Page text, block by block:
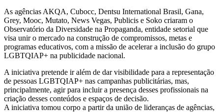
As agências AKQA, Cubocc, Dentsu International Brasil, Gana,
Grey, Mooc, Mutato, News Vegas, Publicis e Soko criaram o
Observatório da Diversidade na Propaganda, entidade setorial que
visa unir o mercado na construção de compromissos, metas e
programas educativos, com a missão de acelerar a inclusão do grupo
LGBTQIAP+ na publicidade nacional.
A iniciativa pretende ir além de dar visibilidade para a representação
de pessoas LGBTQIAP+ nas campanhas publicitárias, mas,
principalmente, agir para incluir a presença desses profissionais na
criação desses conteúdos e espaços de decisão.
A iniciativa tomou corpo a partir da união de lideranças de agências,